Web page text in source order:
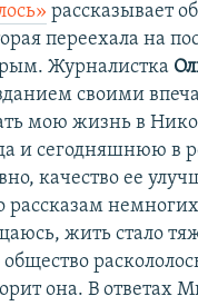
рассказывает
переехала на
Журналистка
своими
мою жизнь в
и сегодняшнюю в
качество ее
рассказам
жить стало
она. В ответах